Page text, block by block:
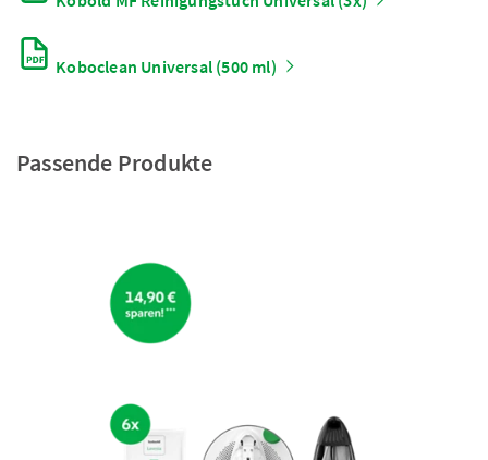
Koboclean Universal (500 ml)
Passende Produkte